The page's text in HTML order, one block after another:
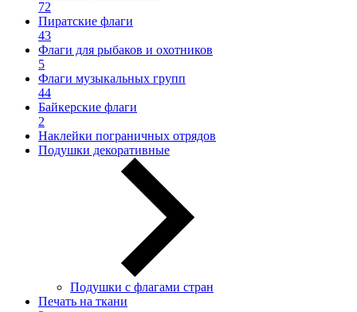
72
Пиратские флаги
43
Флаги для рыбаков и охотников
5
Флаги музыкальных групп
44
Байкерские флаги
2
Наклейки пограничных отрядов
Подушки декоративные
Подушки с флагами стран
Печать на ткани